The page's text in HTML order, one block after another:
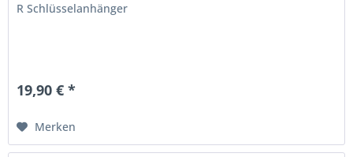
R Schlüsselanhänger
19,90 € *
Merken